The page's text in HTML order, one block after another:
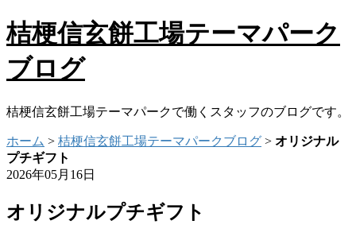
桔梗信玄餅工場テーマパーク
ブログ
桔梗信玄餅工場テーマパークで働くスタッフのブログです。
ホーム > 桔梗信玄餅工場テーマパークブログ > オリジナル
プチギフト
2026年05月16日
オリジナルプチギフト